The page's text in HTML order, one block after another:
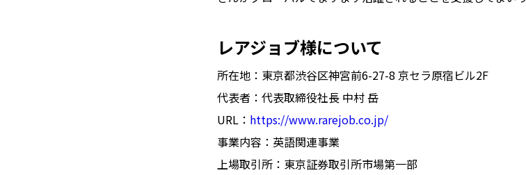
レアジョブ様について
所在地：東京都渋谷区神宮前6-27-8 京セラ原宿ビル2F
代表者：代表取締役社長 中村 岳
URL： https://www.rarejob.co.jp/
事業内容：英語関連事業
上場取引所：東京証券取引所市場第一部